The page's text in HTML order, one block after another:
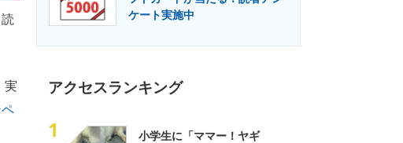
実
ケート実施中
アクセスランキング
1
小学生に「ママー！ヤギ